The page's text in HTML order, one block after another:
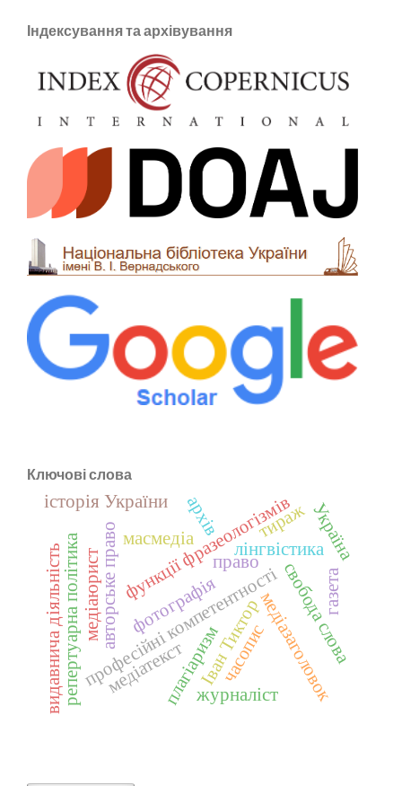
Індексування та архівування
Ключові слова
професійні компетентності
репертуарна політика право
авторське право свобода слова
медіазаголовок
функції фразеологізмів
видавнича діяльність Іван Тиктор
масмедіа
плагіаризм
лінгвістика
часопис
архів
журналіст
фотографія
медіатекст
історія України Україна
медіаюрист газета
тираж